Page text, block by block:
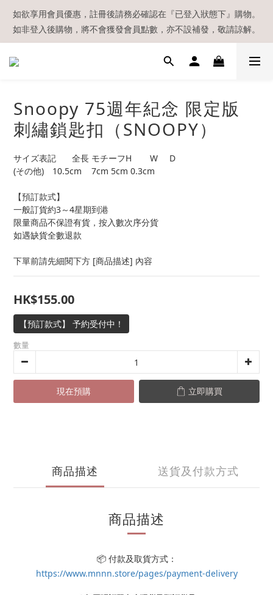
【現貨區】內款式均為在港現貨，現貨區以外的所有貨品都需要訂
貨喔！
如欲享用會員優惠，註冊後請務必確認在『已登入狀態下』購物。
如非登入後購物，將不會獲發會員點數，亦不設補發，敬請諒解。
溫馨提示：所有順豐快遞／本地及國際郵遞寄出後，本店只會以電
【現貨區】內款式均為在港現貨，現貨區以外的所有貨品都需要訂
貨喔！
Snoopy 75週年紀念 限定版
刺繡鎖匙扣（SNOOPY）
サイズ表記	全長	モチーフH	W	D
(その他)	10.5cm	7cm	5cm	0.3cm
【預訂款式】
一般訂貨約3～4星期到港
限量商品不保證有貨，按入數次序分貨
如遇缺貨全數退款
下單前請先細閱下方 [商品描述] 內容
HK$155.00
【預訂款式】 予約受付中！
數量
現在預購 立即購買
商品描述 送貨及付款方式
商品描述
📦 付款及取貨方式：
https://www.mnnn.store/pages/payment-delivery